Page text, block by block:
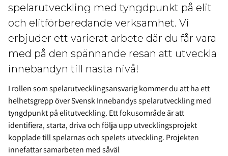
spelarutveckling med tyngdpunkt på elit
och elitförberedande verksamhet. Vi
erbjuder ett varierat arbete där du får vara
med på den spännande resan att utveckla
innebandyn till nästa nivå!
I rollen som spelarutvecklingsansvarig kommer du att ha ett
helhetsgrepp över Svensk Innebandys spelarutveckling med
tyngdpunkt på elitutveckling. Ett fokusområde är att
identifiera, starta, driva och följa upp utvecklingsprojekt
kopplade till spelarnas och spelets utveckling. Projekten
innefattar samarbeten med såväl